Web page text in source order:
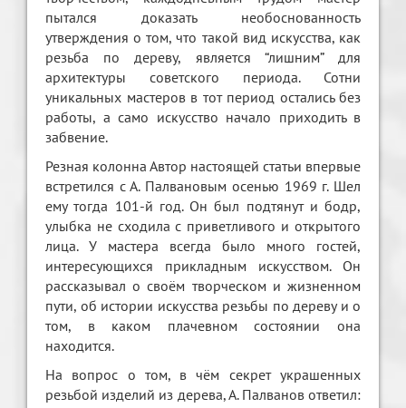
пытался доказать необоснованность
утверждения о том, что такой вид искусства, как
резьба по дереву, является “лишним” для
архитектуры советского периода. Сотни
уникальных мастеров в тот период остались без
работы, а само искусство начало приходить в
забвение.
Резная колонна Автор настоящей статьи впервые
встретился с А. Палвановым осенью 1969 г. Шел
ему тогда 101-й год. Он был подтянут и бодр,
улыбка не сходила с приветливого и открытого
лица. У мастера всегда было много гостей,
интересующихся прикладным искусством. Он
рассказывал о своём творческом и жизненном
пути, об истории искусства резьбы по дереву и о
том, в каком плачевном состоянии она
находится.
На вопрос о том, в чём секрет украшенных
резьбой изделий из дерева, А. Палванов ответил: